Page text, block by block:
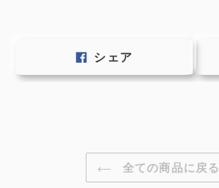
シェア
シ
全ての商品に戻る